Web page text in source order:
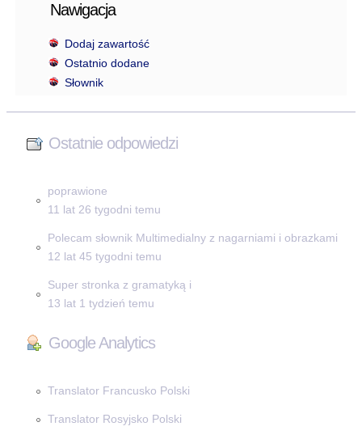
Nawigacja
Dodaj zawartość
Ostatnio dodane
Słownik
Ostatnie odpowiedzi
poprawione
11 lat 26 tygodni temu
Polecam słownik Multimedialny z nagarniami i obrazkami
12 lat 45 tygodni temu
Super stronka z gramatyką i
13 lat 1 tydzień temu
Google Analytics
Translator Francusko Polski
Translator Rosyjsko Polski